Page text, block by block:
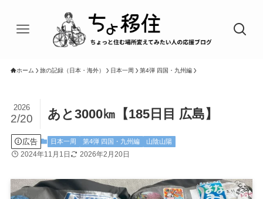
ホーム 旅の記録（日本・海外） 日本一周 第4弾 四国・九州編
あと3000㎞【185日目 広島】
2026
2/20
広告 日本一周 第4弾 四国・九州編 山陰山陽
2024年11月1日 2026年2月20日